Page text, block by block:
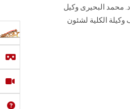
محمد البحيرى وكيل
وكيلة الكلية لشئون